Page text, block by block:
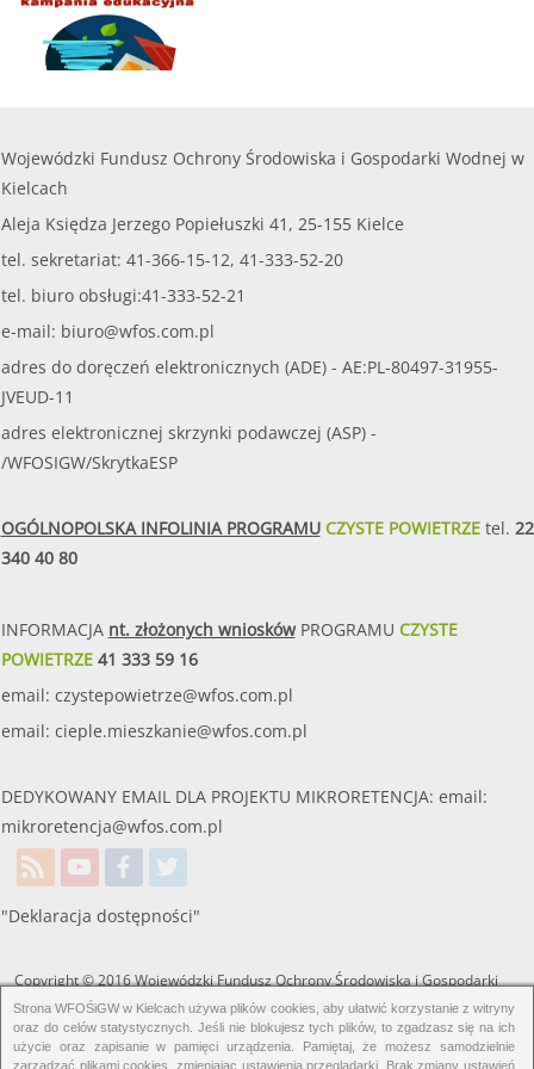
Wojewódzki Fundusz Ochrony Środowiska i Gospodarki Wodnej w
Kielcach
Aleja Księdza Jerzego Popiełuszki 41, 25-155 Kielce
tel. sekretariat: 41-366-15-12, 41-333-52-20
tel. biuro obsługi:41-333-52-21
e-mail: biuro@wfos.com.pl
adres do doręczeń elektronicznych (ADE) - AE:PL-80497-31955-
JVEUD-11
adres elektronicznej skrzynki podawczej (ASP) -
/WFOSIGW/SkrytkaESP
OGÓLNOPOLSKA INFOLINIA PROGRAMUCZYSTE POWIETRZEtel. 22
340 40 80
INFORMACJA nt. złożonych wnioskówPROGRAMU CZYSTE
POWIETRZE41 333 59 16
email: czystepowietrze@wfos.com.pl
email: cieple.mieszkanie@wfos.com.pl
DEDYKOWANY EMAIL DLA PROJEKTU MIKRORETENCJA: email:
mikroretencja@wfos.com.pl
"Deklaracja dostępności"
Copyright © 2016 Wojewódzki Fundusz Ochrony Środowiska i Gospodarki
Wodnej w Kielcach. Wszelkie prawa zastrzeżone.
Strona WFOŚiGW w Kielcach używa plików cookies, aby ułatwić korzystanie z witryny
oraz do celów statystycznych. Jeśli nie blokujesz tych plików, to zgadzasz się na ich
użycie oraz zapisanie w pamięci urządzenia. Pamiętaj, że możesz samodzielnie
zarządzać plikami cookies, zmieniając ustawienia przeglądarki. Brak zmiany ustawień